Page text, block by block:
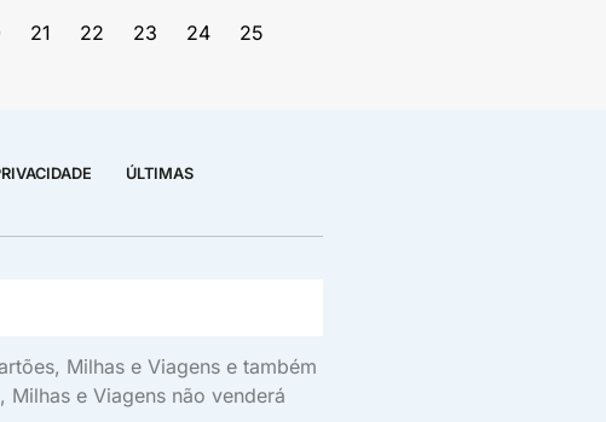
21 22 23 24 25
ÚLTIMAS
Milhas e Viagens e também
e Viagens não venderá